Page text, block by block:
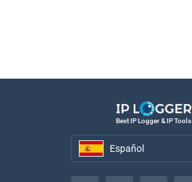
Best IP Logger & IP Tools
Español
Español